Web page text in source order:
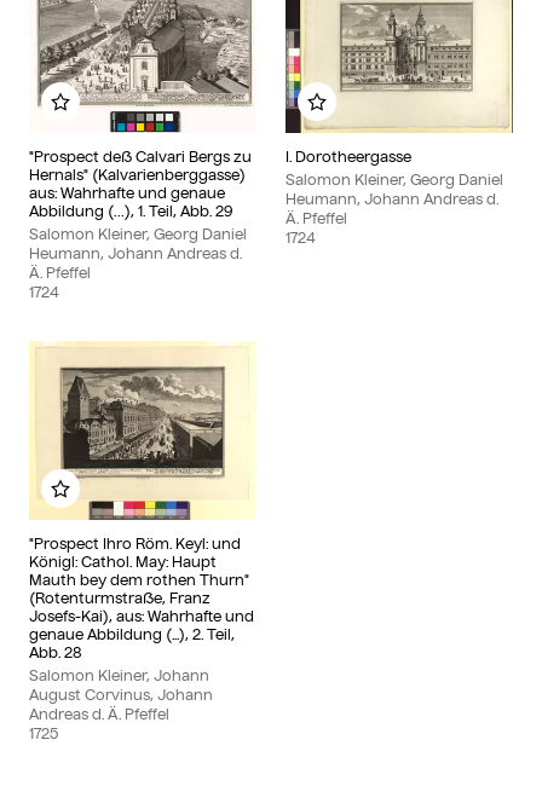
"Prospect deß Calvari Bergs zu
Hernals" (Kalvarienberggasse)
aus: Wahrhafte und genaue
Abbildung (…), 1. Teil, Abb. 29
Salomon Kleiner, Georg Daniel
Heumann, Johann Andreas d.
Ä. Pfeffel
1724
Add to my album
I. Dorotheergasse
Salomon Kleiner, Georg Daniel
Heumann, Johann Andreas d.
Ä. Pfeffel
1724
Add to my album
"Prospect Ihro Röm. Keyl: und
Königl: Cathol. May: Haupt
Mauth bey dem rothen Thurn"
(Rotenturmstraße, Franz
Josefs-Kai), aus: Wahrhafte und
genaue Abbildung (...), 2. Teil,
Abb. 28
Salomon Kleiner, Johann
August Corvinus, Johann
Andreas d. Ä. Pfeffel
1725
Add to my album